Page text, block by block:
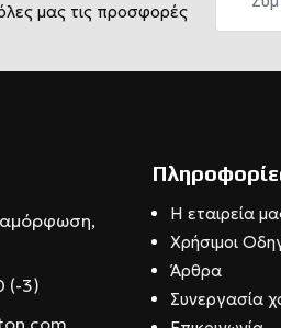
μας τις προσφορές
(-3)
Η εταιρεία
Χρήσιμοι
Άρθρα
Συνεργασία